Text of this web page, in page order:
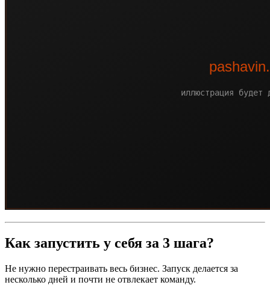
Как запустить у себя за 3 шага?
Не нужно перестраивать весь бизнес. Запуск делается за
несколько дней и почти не отвлекает команду.